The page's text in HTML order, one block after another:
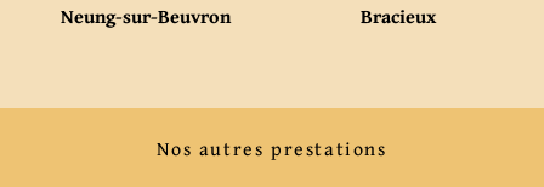
Neung-sur-Beuvron Bracieux
Nos autres prestations